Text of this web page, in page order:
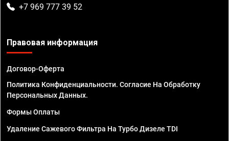
+7 969 777 39 52
Правовая информация
Договор-Оферта
Политика Конфиденциальности. Согласие На Обработку
Персональных Данных.
Формы Оплаты
Удаление Сажевого Фильтра На Турбо Дизеле TDI